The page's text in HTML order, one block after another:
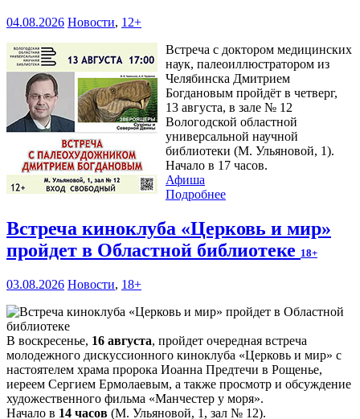
04.08.2026 Новости, 12+
Встреча с доктором медицинских
наук, палеоиллюстратором из
Челябинска Дмитрием
Богдановым пройдёт в четверг,
13 августа, в зале № 12
Вологодской областной
универсальной научной
библиотеки (М. Ульяновой, 1).
Начало в 17 часов.
Афиша
Подробнее
Встреча киноклуба «Церковь и мир»
пройдет в Областной библиотеке 18+
03.08.2026 Новости, 18+
В воскресенье, 16 августа, пройдет очередная встреча
молодежного дискуссионного киноклуба «Церковь и мир» с
настоятелем храма пророка Иоанна Предтечи в Рощенье,
иереем Сергием Ермолаевым, а также просмотр и обсуждение
художественного фильма «Манчестер у моря».
Начало в 14 часов (М. Ульяновой, 1, зал № 12).